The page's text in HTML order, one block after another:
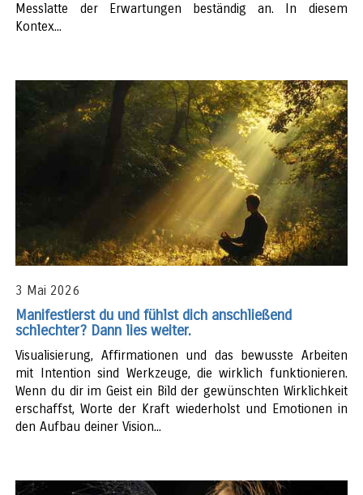
Messlatte der Erwartungen beständig an. In diesem
Kontex...
3 Mai 2026
Manifestierst du und fühlst dich anschließend
schlechter? Dann lies weiter.
Visualisierung, Affirmationen und das bewusste Arbeiten
mit Intention sind Werkzeuge, die wirklich funktionieren.
Wenn du dir im Geist ein Bild der gewünschten Wirklichkeit
erschaffst, Worte der Kraft wiederholst und Emotionen in
den Aufbau deiner Vision...